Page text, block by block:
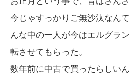
今じゃすっかりご無沙汰なん
んな中の一人が今はエルグラ
転させてもらった。
数年前に中古で買ったらしい